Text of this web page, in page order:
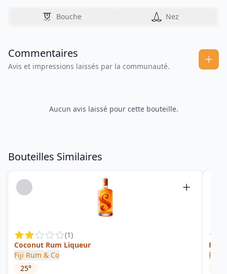
Bouche Nez
Commentaires
Avis et impressions laissés par la communauté.
Aucun avis laissé pour cette bouteille.
Bouteilles Similaires
(1)
Coconut Rum Liqueur
Fiji Rum & Co
25°
Fiji